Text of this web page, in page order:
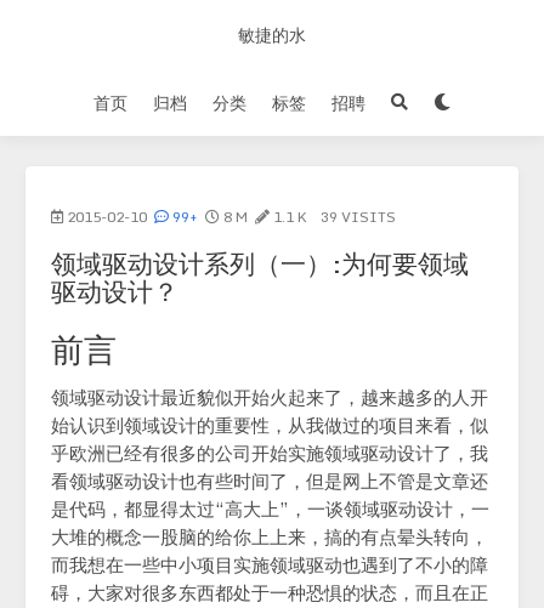
敏捷的水
首页 归档 分类 标签 招聘
2015-02-10 99+ 8 M 1.1 K 39 VISITS
领域驱动设计系列（一）:为何要领域
驱动设计？
前言
领域驱动设计最近貌似开始火起来了，越来越多的人开
始认识到领域设计的重要性，从我做过的项目来看，似
乎欧洲已经有很多的公司开始实施领域驱动设计了，我
看领域驱动设计也有些时间了，但是网上不管是文章还
是代码，都显得太过“高大上”，一谈领域驱动设计，一
大堆的概念一股脑的给你上上来，搞的有点晕头转向，
而我想在一些中小项目实施领域驱动也遇到了不小的障
碍，大家对很多东西都处于一种恐惧的状态，而且在正